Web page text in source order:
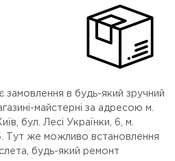
в будь-який зручний
майстерні за адресою м.
бул. Лесі Українки, 6, м.
Тут же можливо встановлення
будь-який ремонт